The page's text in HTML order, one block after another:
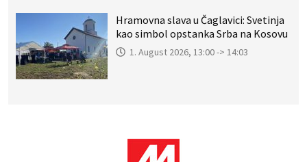
Hramovna slava u Čaglavici: Svetinja
kao simbol opstanka Srba na Kosovu
1. August 2026, 13:00 -> 14:03